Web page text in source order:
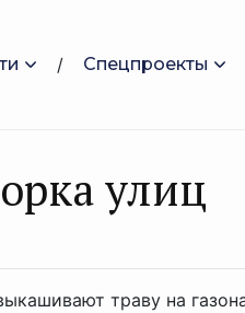
Спецпроекты
улиц
траву на